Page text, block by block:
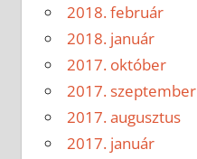
2018. február
2018. január
2017. október
2017. szeptember
2017. augusztus
2017. január